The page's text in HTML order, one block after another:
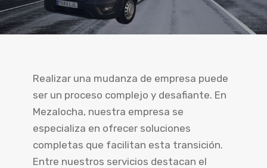
Realizar una mudanza de empresa puede
ser un proceso complejo y desafiante. En
Mezalocha, nuestra empresa se
especializa en ofrecer soluciones
completas que facilitan esta transición.
Entre nuestros servicios destacan el